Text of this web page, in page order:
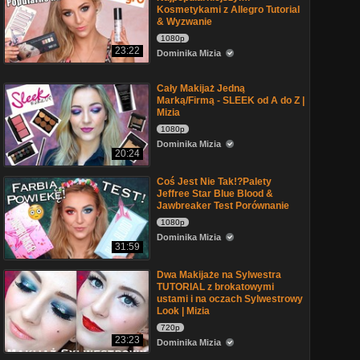
23:22
Kosmetykami z Allegro Tutorial
& Wyzwanie
1080p
Dominika Mizia
20:24
Cały Makijaż Jedną
Marką/Firmą - SLEEK od A do Z |
Mizia
1080p
Dominika Mizia
31:59
Coś Jest Nie Tak!?Palety
Jeffree Star Blue Blood &
Jawbreaker Test Porównanie
1080p
Dominika Mizia
23:23
Dwa Makijaże na Sylwestra
TUTORIAL z brokatowymi
ustami i na oczach Sylwestrowy
Look | Mizia
720p
Dominika Mizia